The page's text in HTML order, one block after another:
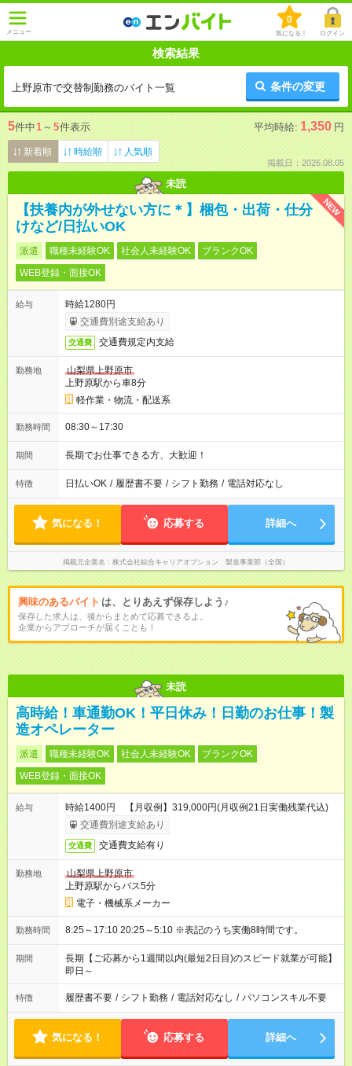
メニュー
0
気になる！ ログイン
検索結果
上野原市で交替制勤務のバイト一覧 条件の変更
5件中1 ～ 5件表示 平均時給: 1,350 円
新着順 時給順 人気順
掲載日：2026.08.05
未読
NEW
【扶養内が外せない方に＊】梱包・出荷・仕分
けなど/日払いOK
派遣 職種未経験OK 社会人未経験OK
ブランクOK
WEB登録・面接OK
給与
時給1280円
交通費別途支給あり
交通費 交通費規定内支給
勤務地
山梨県上野原市
上野原駅から車8分
軽作業・物流・配送系
勤務時間 08:30～17:30
期間 長期でお仕事できる方、大歓迎！
特徴 日払いOK / 履歴書不要 / シフト勤務 / 電話対応なし
気になる！ 応募する 詳細へ
掲載元企業名 株式会社綜合キャリアオプション 製造事業部（全国）
興味のあるバイト は、とりあえず保存しよう♪
保存した求人は、後からまとめて応募できるよ。
企業からアプローチが届くことも！
未読
高時給！車通勤OK！平日休み！日勤のお仕事！製
造オペレーター
派遣 職種未経験OK 社会人未経験OK
ブランクOK
WEB登録・面接OK
給与
時給1400円 【月収例】319,000円(月収例21日実働残業代込)
交通費別途支給あり
交通費 交通費支給有り
勤務地
山梨県上野原市
上野原駅からバス5分
電子・機械系メーカー
勤務時間 8:25～17:10 20:25～5:10 ※表記のうち実働8時間です。
期間
長期【ご応募から1週間以内(最短2日目)のスピード就業が可能】
即日～
特徴 履歴書不要 / シフト勤務 / 電話対応なし / パソコンスキル不要
気になる！ 応募する 詳細へ